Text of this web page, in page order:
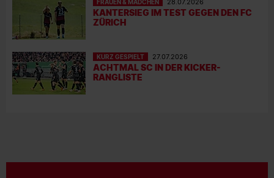
FRAUEN & MÄDCHEN 28.07.2026
KANTERSIEG IM TEST GEGEN DEN FC
ZÜRICH
KURZ GESPIELT 27.07.2026
ACHTMAL SC IN DER KICKER-
RANGLISTE